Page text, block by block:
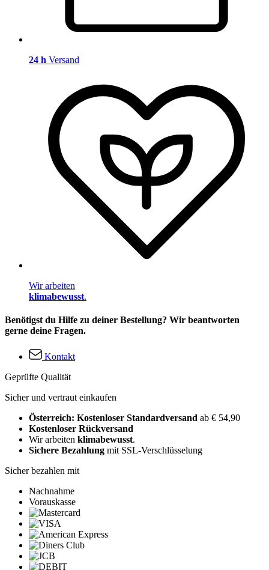
24 h Versand
Wir arbeiten
klimabewusst.
Benötigst du Hilfe zu deiner Bestellung? Wir beantworten
gerne deine Fragen.
Kontakt
Geprüfte Qualität
Sicher und vertraut einkaufen
Österreich: Kostenloser Standardversand ab € 54,90
Kostenloser Rückversand
Wir arbeiten klimabewusst.
Sichere Bezahlung mit SSL-Verschlüsselung
Sicher bezahlen mit
Nachnahme
Vorauskasse